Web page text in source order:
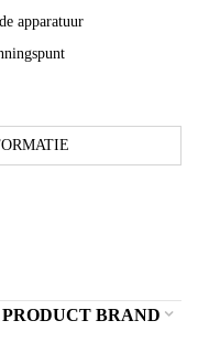
apparatuur
PRODUCT BRAND